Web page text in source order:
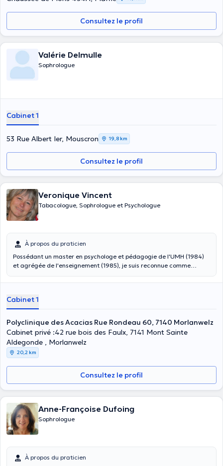
Consultez le profil
Valérie Delmulle
Sophrologue
Cabinet 1
53 Rue Albert Ier, Mouscron 19,8 km
Consultez le profil
Veronique Vincent
Tabacologue, Sophrologue et Psychologue
À propos du praticien
Possédant un master en psychologe et pédagogie de l'UMH (1984)
et agrégée de l'enseignement (1985), je suis reconnue comme
patients, je me suis également formée en sophrologie caycédienne
Coaching Academy, par Michel Villacorta). Depuis 2020, je suis
reconnue par l'AVICQ comme tabacologue certifié. je pratique en
cabinet privé, ainsi qu'à la polyclinique des ACACIAS, à Morlanwelz.
Cabinet 1
Polyclinique des Acacias Rue Rondeau 60, 7140 Morlanwelz
Cabinet privé :42 rue bois des Faulx, 7141 Mont Sainte
Aldegonde , Morlanwelz
20,2 km
Consultez le profil
Anne-Françoise Dufoing
Sophrologue
À propos du praticien